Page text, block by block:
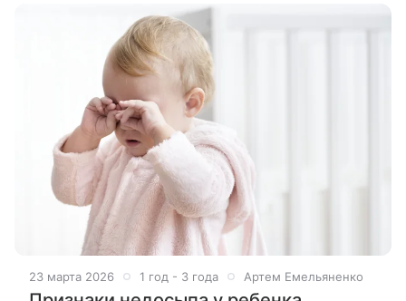
23 марта 2026 1 год - 3 года Артем Емельяненко